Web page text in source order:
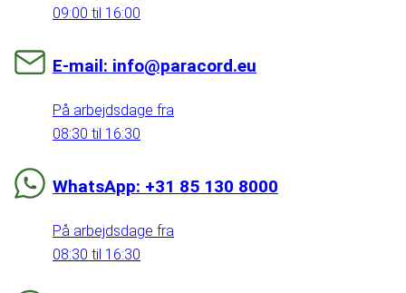
09:00 til 16:00
E-mail: info@paracord.eu
På arbejdsdage fra
08:30 til 16:30
WhatsApp: +31 85 130 8000
På arbejdsdage fra
08:30 til 16:30